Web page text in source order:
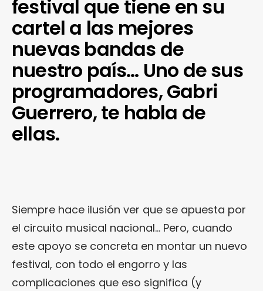
festival que tiene en su
cartel a las mejores
nuevas bandas de
nuestro país… Uno de sus
programadores, Gabri
Guerrero, te habla de
ellas.
Siempre hace ilusión ver que se apuesta por
el circuito musical nacional… Pero, cuando
este apoyo se concreta en montar un nuevo
festival, con todo el engorro y las
complicaciones que eso significa (y